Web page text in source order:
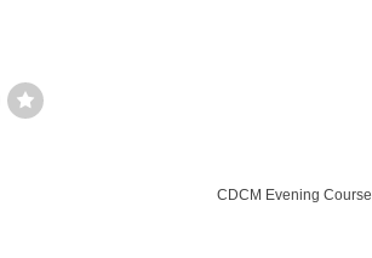
CDCM Evening